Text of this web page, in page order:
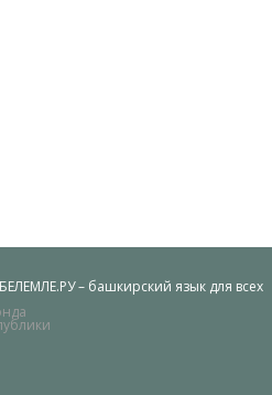
– башкирский язык для всех